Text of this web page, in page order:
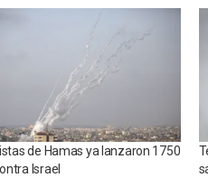
de Hamas ya lanzaron 1750
Israel